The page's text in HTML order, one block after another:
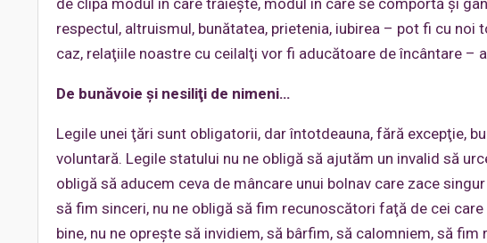
de clipă modul în care trăieşte, modul în care se comportă şi
respectul, altruismul, bunătatea, prietenia, iubirea – pot fi cu
caz, relaţiile noastre cu ceilalţi vor fi aducătoare de încântare –
De bunăvoie şi nesiliţi de nimeni…
Legile unei ţări sunt obligatorii, dar întotdeauna, fără excepţie,
voluntară. Legile statului nu ne obligă să ajutăm un invalid să
obligă să aducem ceva de mâncare unui bolnav care zace
să fim sinceri, nu ne obligă să fim recunoscători faţă de cei
bine, nu ne opreşte să invidiem, să bârfim, să calomniem, să fim